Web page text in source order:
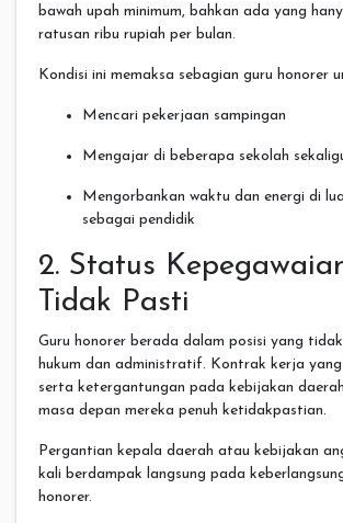
bawah upah minimum, bahkan ada yang
ratusan ribu rupiah per bulan.
Kondisi ini memaksa sebagian guru honorer
Mencari pekerjaan sampingan
Mengajar di beberapa sekolah
Mengorbankan waktu dan energi di
sebagai pendidik
2. Status
Tidak Pasti
Guru honorer berada dalam posisi yang
hukum dan administratif. Kontrak kerja
serta ketergantungan pada kebijakan
masa depan mereka penuh ketidakpastian.
Pergantian kepala daerah atau kebijakan
kali berdampak langsung pada
honorer.